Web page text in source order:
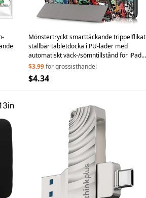
Mönstertryckt smarttäckande trippelflikat
ställbar tabletdocka i PU-läder med
automatiskt väck-/sömntillstånd för iPad
10,2 (2021)/(2020)/(2019) – tecknad
graffiti
$3.99för grossisthandel
$4.34